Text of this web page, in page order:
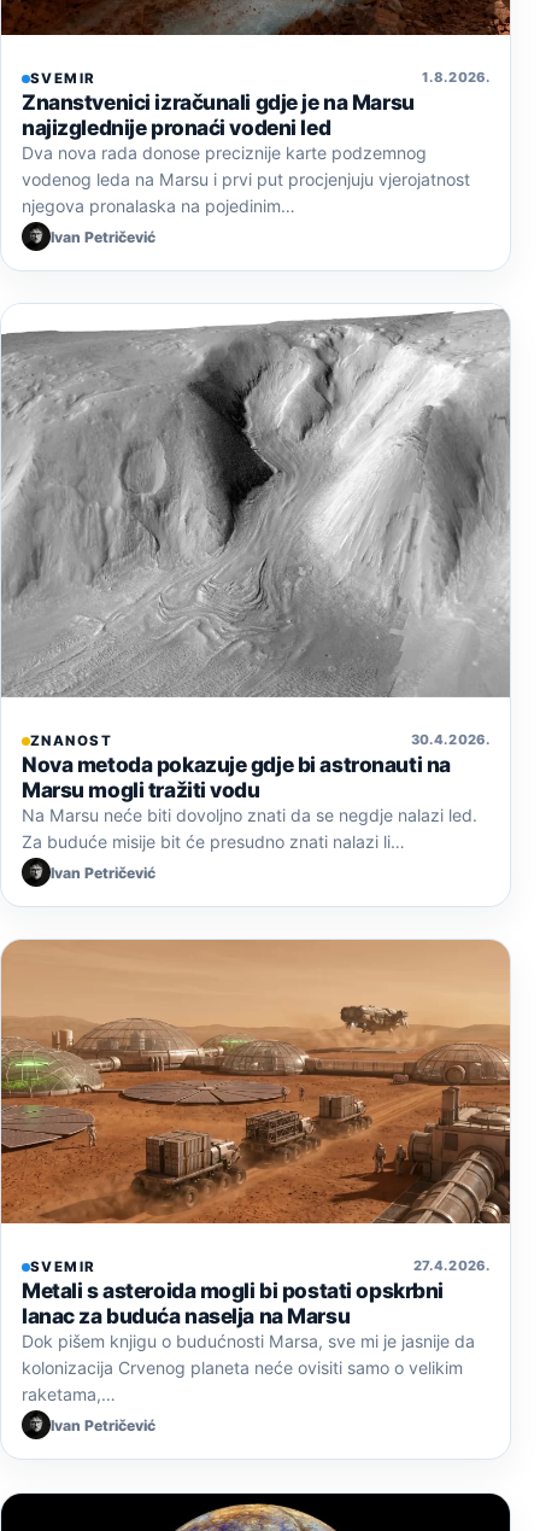
SVEMIR 1. 8. 2026.
Znanstvenici izračunali gdje je na Marsu
najizglednije pronaći vodeni led
Dva nova rada donose preciznije karte podzemnog
vodenog leda na Marsu i prvi put procjenjuju vjerojatnost
njegova pronalaska na pojedinim…
Ivan Petričević
ZNANOST 30. 4. 2026.
Nova metoda pokazuje gdje bi astronauti na
Marsu mogli tražiti vodu
Na Marsu neće biti dovoljno znati da se negdje nalazi led.
Za buduće misije bit će presudno znati nalazi li…
Ivan Petričević
SVEMIR 27. 4. 2026.
Metali s asteroida mogli bi postati opskrbni
lanac za buduća naselja na Marsu
Dok pišem knjigu o budućnosti Marsa, sve mi je jasnije da
kolonizacija Crvenog planeta neće ovisiti samo o velikim
raketama,…
Ivan Petričević